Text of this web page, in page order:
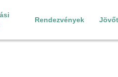
Rendezvények